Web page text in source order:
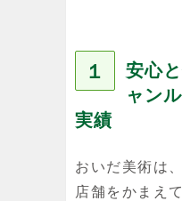
１
安心
ャン
実績
おいだ美術は
店舗をかまえ